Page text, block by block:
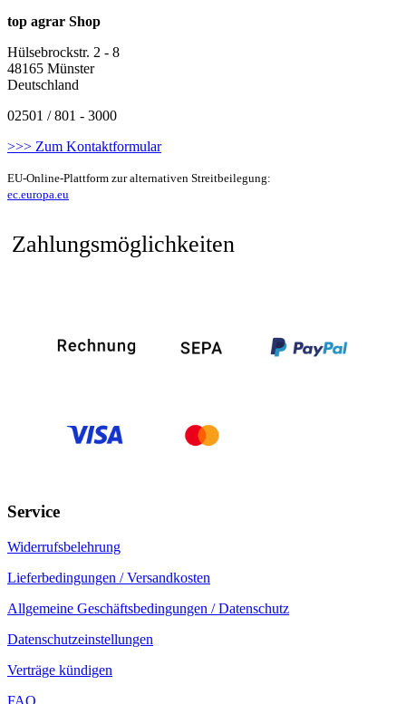
top agrar Shop
Hülsebrockstr. 2 - 8
48165 Münster
Deutschland
02501 / 801 - 3000
>>> Zum Kontaktformular
EU-Online-Plattform zur alternativen Streitbeilegung:
ec.europa.eu
Zahlungsmöglichkeiten
Service
Widerrufsbelehrung
Lieferbedingungen / Versandkosten
Allgemeine Geschäftsbedingungen / Datenschutz
Datenschutzeinstellungen
Verträge kündigen
FAQ